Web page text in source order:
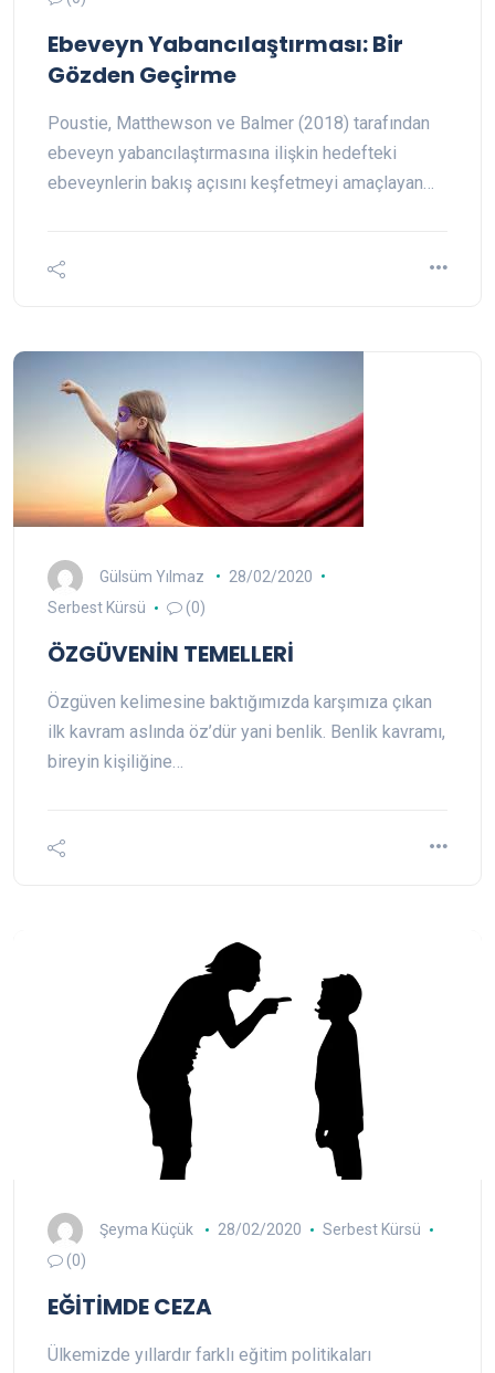
Ebeveyn Yabancılaştırması: Bir
Gözden Geçirme
Poustie, Matthewson ve Balmer (2018) tarafından
ebeveyn yabancılaştırmasına ilişkin hedefteki
ebeveynlerin bakış açısını keşfetmeyi amaçlayan…
Gülsüm Yılmaz
28/02/2020
Serbest Kürsü
(0)
ÖZGÜVENİN TEMELLERİ
Özgüven kelimesine baktığımızda karşımıza çıkan
ilk kavram aslında öz’dür yani benlik. Benlik kavramı,
bireyin kişiliğine…
Şeyma Küçük 28/02/2020
Serbest Kürsü
(0)
EĞİTİMDE CEZA
Ülkemizde yıllardır farklı eğitim politikaları